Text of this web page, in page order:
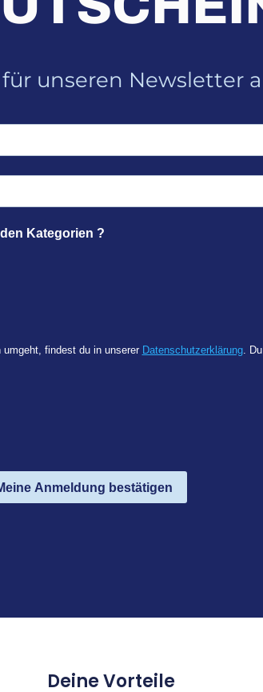
unseren Newsletter
Kategorien ?
umgeht, findest du in unserer Datenschutzerklärung.
Anmeldung bestätigen
Deine Vorteile